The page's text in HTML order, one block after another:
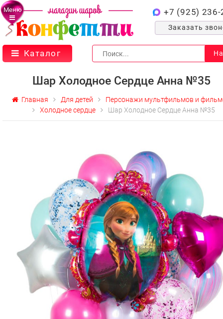
Меню +7 (925) 236-
Заказать
Каталог
Шар Холодное Сердце Анна №35
Главная Для детей
Персонажи мультфильмов и
Холодное сердце
Шар Холодное Сердце Анна №35